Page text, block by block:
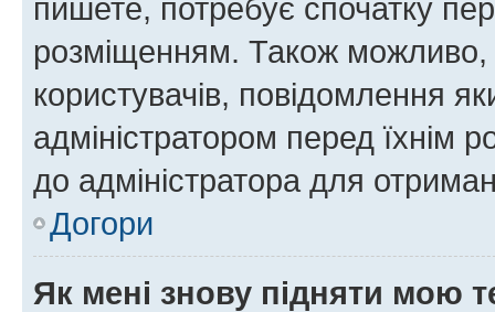
пишете, потребує спочатку
розміщенням. Також можливо,
користувачів, повідомлення
адміністратором перед їхнім
до адміністратора для
Догори
Як мені знову підняти мою